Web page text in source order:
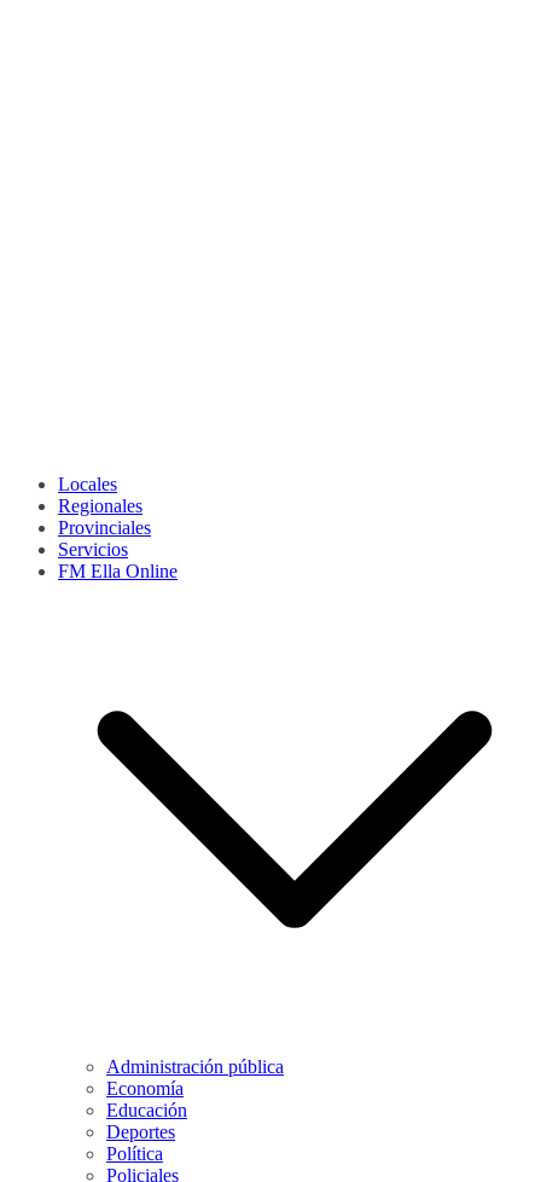
Locales
Regionales
Provinciales
Servicios
FM Ella Online
Administración pública
Economía
Educación
Deportes
Política
Policiales